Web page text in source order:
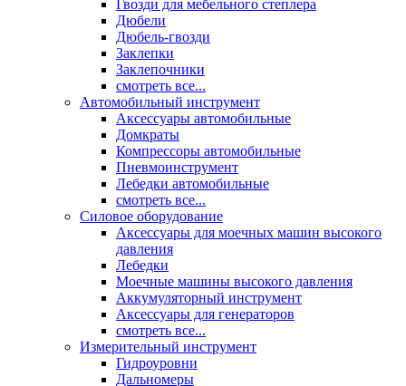
Гвозди для мебельного степлера
Дюбели
Дюбель-гвозди
Заклепки
Заклепочники
смотреть все...
Автомобильный инструмент
Аксессуары автомобильные
Домкраты
Компрессоры автомобильные
Пневмоинструмент
Лебедки автомобильные
смотреть все...
Силовое оборудование
Аксессуары для моечных машин высокого
давления
Лебедки
Моечные машины высокого давления
Аккумуляторный инструмент
Аксессуары для генераторов
смотреть все...
Измерительный инструмент
Гидроуровни
Дальномеры